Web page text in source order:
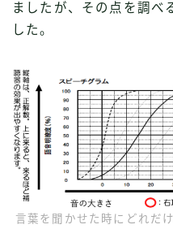
ましたが、その点を調べ
した。
言葉を聞かせた時にどれだ